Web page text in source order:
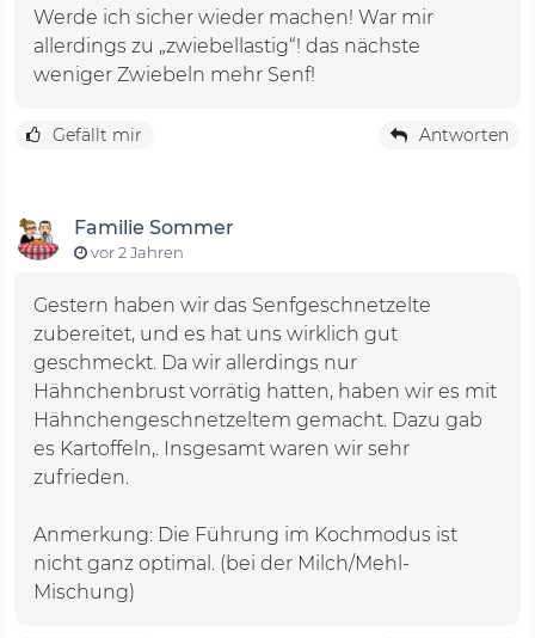
Werde ich sicher wieder machen! War mir
allerdings zu „zwiebellastig“! das nächste
weniger Zwiebeln mehr Senf!
Gefällt mir Antworten
Familie Sommer
vor 2 Jahren
Gestern haben wir das Senfgeschnetzelte
zubereitet, und es hat uns wirklich gut
geschmeckt. Da wir allerdings nur
Hähnchenbrust vorrätig hatten, haben wir es mit
Hähnchengeschnetzeltem gemacht. Dazu gab
es Kartoffeln,. Insgesamt waren wir sehr
zufrieden.
Anmerkung: Die Führung im Kochmodus ist
nicht ganz optimal. (bei der Milch/Mehl-
Mischung)